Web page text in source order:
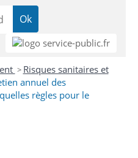
> Risques sanitaires et
annuel des
règles pour le